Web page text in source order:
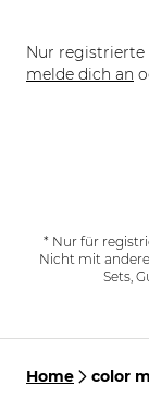
Nur registrierte
melde dich an
* Nur für
Nicht mit
Sets,
Home color